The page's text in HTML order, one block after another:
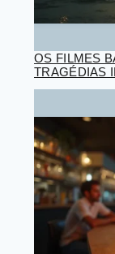
OS FILMES
TRAGÉDIAS